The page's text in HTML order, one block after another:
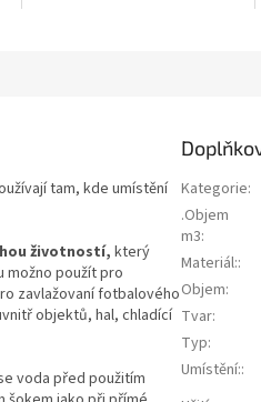
tam, kde umístění
životností, který
možno použít pro
zavlažovaní fotbalového
objektů, hal, chladící
voda před použitím
Kategorie:
.Objem
m3:
Materiál::
Objem:
Tvar:
Typ:
Umístění::